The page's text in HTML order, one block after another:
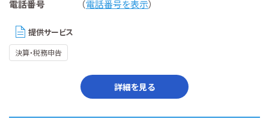
電話番号 （電話番号を表示）
提供サービス
決算・税務申告
詳細を見る